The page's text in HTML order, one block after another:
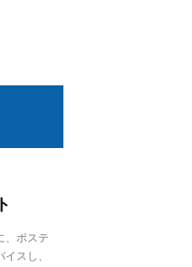
、ポステ
スし、